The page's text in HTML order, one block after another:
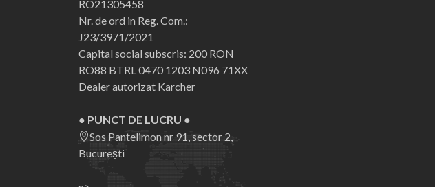
RO21305458
Nr. de ord in Reg. Com.:
J23/3971/2021
Capital social subscris: 200 RON
RO88 BTRL 0470 1203 N096 71XX
Dealer autorizat Karcher
● PUNCT DE LUCRU ●
Sos Pantelimon nr 91, sector 2,
București